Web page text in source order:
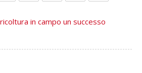
in campo un successo